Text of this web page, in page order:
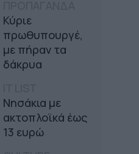
Κύριε
πρωθυπουργέ,
με πήραν τα
δάκρυα
Νησάκια με
ακτοπλοϊκά έως
13 ευρώ